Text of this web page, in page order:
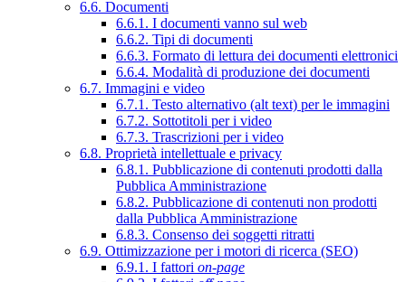
6.6. Documenti
6.6.1. I documenti vanno sul web
6.6.2. Tipi di documenti
6.6.3. Formato di lettura dei documenti elettronici
6.6.4. Modalità di produzione dei documenti
6.7. Immagini e video
6.7.1. Testo alternativo (alt text) per le immagini
6.7.2. Sottotitoli per i video
6.7.3. Trascrizioni per i video
6.8. Proprietà intellettuale e privacy
6.8.1. Pubblicazione di contenuti prodotti dalla
Pubblica Amministrazione
6.8.2. Pubblicazione di contenuti non prodotti
dalla Pubblica Amministrazione
6.8.3. Consenso dei soggetti ritratti
6.9. Ottimizzazione per i motori di ricerca (SEO)
6.9.1. I fattori on-page